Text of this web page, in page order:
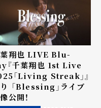
也 LIVE Blu-
『千葉翔也 1st Live
「Living Streak」』
ライブ
公開！